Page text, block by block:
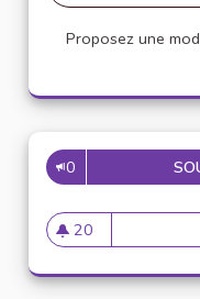
Proposez une
0
20
20 abonnés